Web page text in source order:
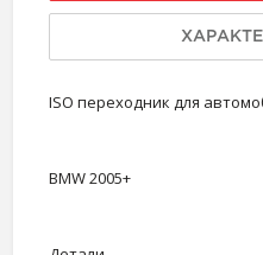
ISO переходник для
BMW 2005+